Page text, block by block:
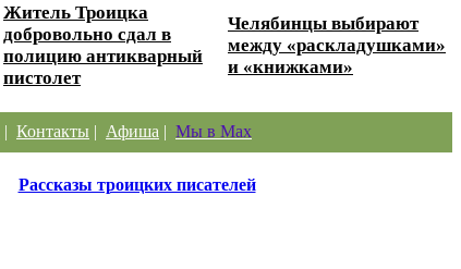
Житель Троицка
добровольно сдал в
полицию антикварный
пистолет
Челябинцы выбирают
между «раскладушками»
и «книжками»
| Контакты | Афиша | Мы в Max
Рассказы троицких писателей